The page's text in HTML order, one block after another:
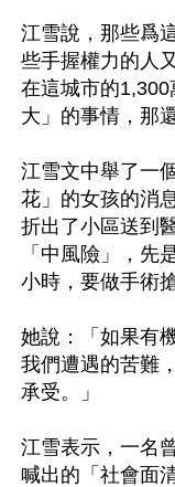
江雪說，那些爲
些手握權力的人
在這城市的
大」的事情，那
江雪文中舉了一
花」的女孩的消
折出了小區送到
「中風險」，先
小時，要做手術
她說：「如果有
我們遭遇的苦難
承受。」
江雪表示，一名
喊出的「社會面